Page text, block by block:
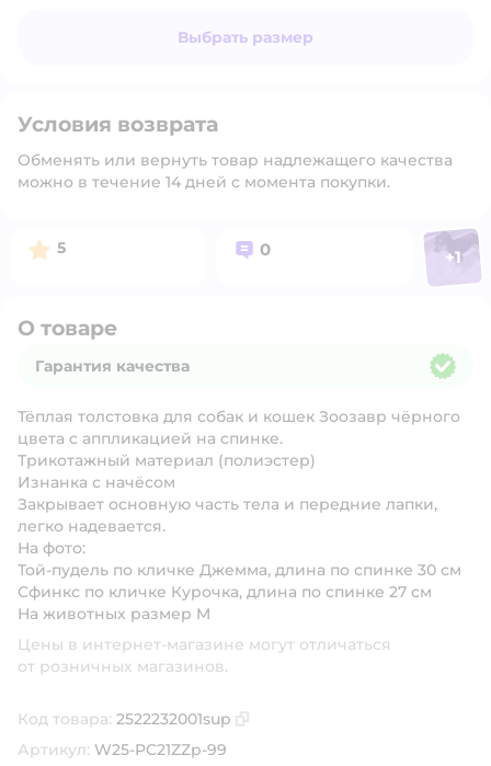
Выбрать размер
Условия возврата
Обменять или вернуть товар надлежащего качества
можно в течение 14 дней с момента покупки.
Рейтинг:
5 Вопросов:
0 Фото
+1
О товаре
Гарантия качества
Тёплая толстовка для собак и кошек Зоозавр чёрного
цвета с аппликацией на спинке.
Трикотажный материал (полиэстер)
Изнанка с начёсом
Закрывает основную часть тела и передние лапки,
легко надевается.
На фото:
Той-пудель по кличке Джемма, длина по спинке 30 см
Сфинкс по кличке Курочка, длина по спинке 27 см
На животных размер M
Цены в интернет-магазине могут отличаться
от розничных магазинов.
Код товара: 2522232001sup
Артикул: W25-PC21ZZp-99